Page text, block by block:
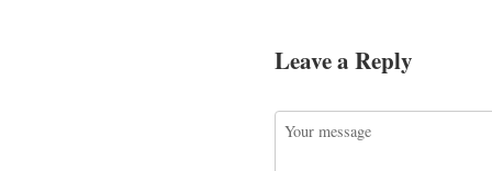
Leave a Reply